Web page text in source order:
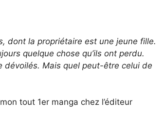
dont la propriétaire est une jeune fille.
quelque chose qu’ils ont perdu.
dévoilés. Mais quel peut-être celui de
tout 1er manga chez l’éditeur